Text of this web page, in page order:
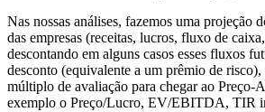
Nas nossas análises, fazemos uma projeção
das empresas (receitas, lucros, fluxo de
descontando em alguns casos esses fluxos
desconto (equivalente a um prêmio de risco),
múltiplo de avaliação para chegar ao Preço-
exemplo o Preço/Lucro, EV/EBITDA, TIR